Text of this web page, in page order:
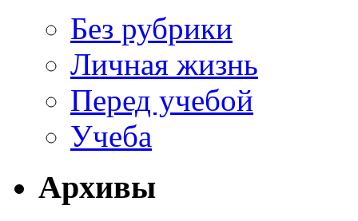
Без рубрики
Личная жизнь
Перед учебой
Учеба
Архивы